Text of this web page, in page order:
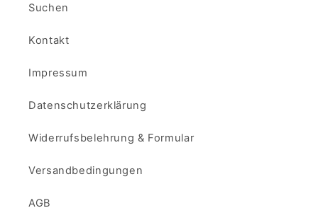
Suchen
Kontakt
Impressum
Datenschutzerklärung
Widerrufsbelehrung & Formular
Versandbedingungen
AGB